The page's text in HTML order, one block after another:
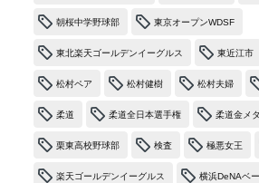
朝桜中学野球部 東京オープンWDSF
東北楽天ゴールデンイーグルス 東近江市
松村ペア 松村健樹 松村夫婦
柔道 柔道全日本選手権 柔道金メ
栗東高校野球部 検査 極悪女王
楽天ゴールデンイーグルス 横浜DeNAベ